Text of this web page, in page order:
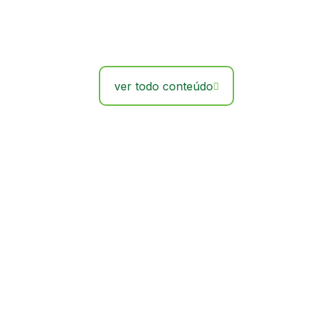
ver todo conteúdo